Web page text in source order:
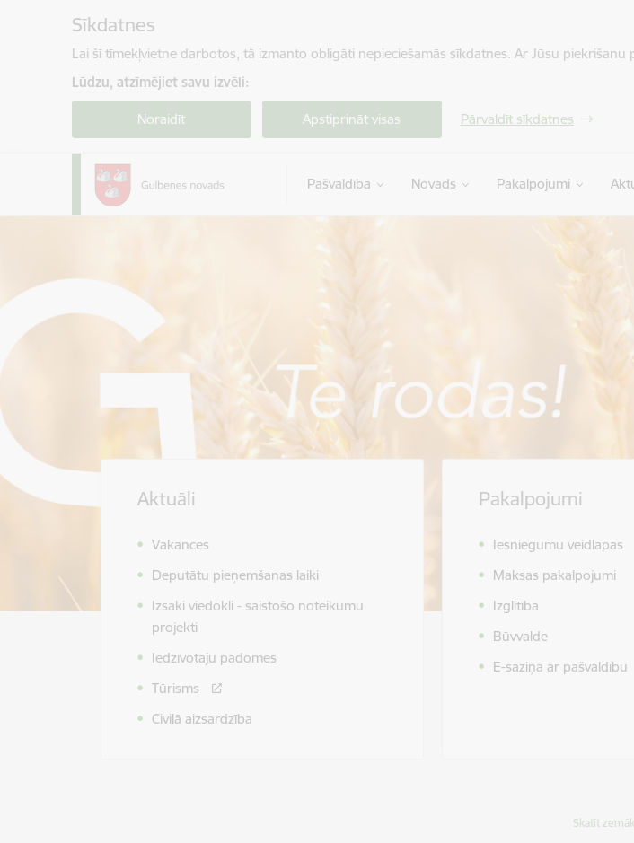
Sīkdatnes
Lai šī tīmekļvietne darbotos, tā izmanto obligāti nepieciešamās sīkdatnes. Ar Jūsu
Lūdzu, atzīmējiet savu izvēli:
Noraidīt Apstiprināt visas Pārvaldīt sīkdatnes
Pašvaldība Novads Pakalpojumi
Aktuāli
Vakances
Deputātu pieņemšanas laiki
Izsaki viedokli - saistošo noteikumu
projekti
Iedzīvotāju padomes
Tūrisms
Civilā aizsardzība
Pakalpojumi
Iesniegumu veidlapas
Maksas pakalpojumi
Izglītība
Būvvalde
E-saziņa ar pašvaldību
Skatīt zemāk